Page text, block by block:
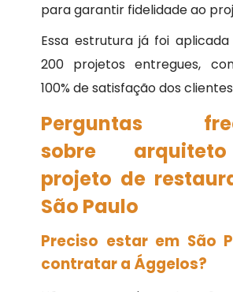
para garantir fidelidade ao
Essa estrutura já foi
200 projetos entregues,
100% de satisfação dos
Perguntas
sobre
projeto de
São Paulo
Preciso estar em São
contratar a Ággelos?